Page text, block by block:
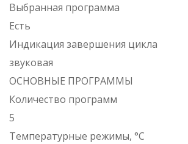
Выбранная программа
Есть
Индикация завершения цикла
звуковая
ОСНОВНЫЕ ПРОГРАММЫ
Количество программ
5
Температурные режимы, °C